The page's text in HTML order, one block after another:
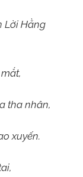
Lời Hằng
tha nhân,
xuyến.